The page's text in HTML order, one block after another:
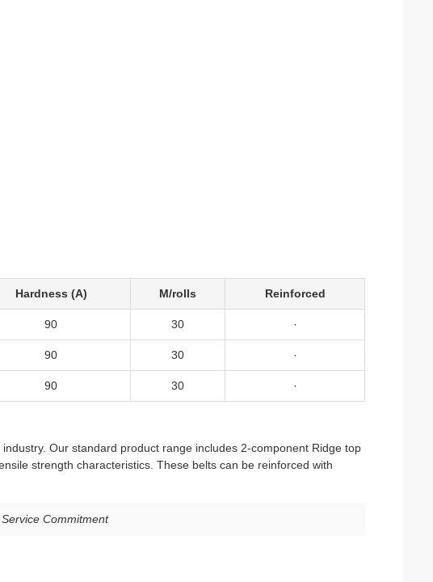
Hardness (A) M/rolls Reinforced
90 30 ·
90 30 ·
90 30 ·
Our standard product range includes 2-component Ridge top
strength characteristics. These belts can be reinforced with
Commitment